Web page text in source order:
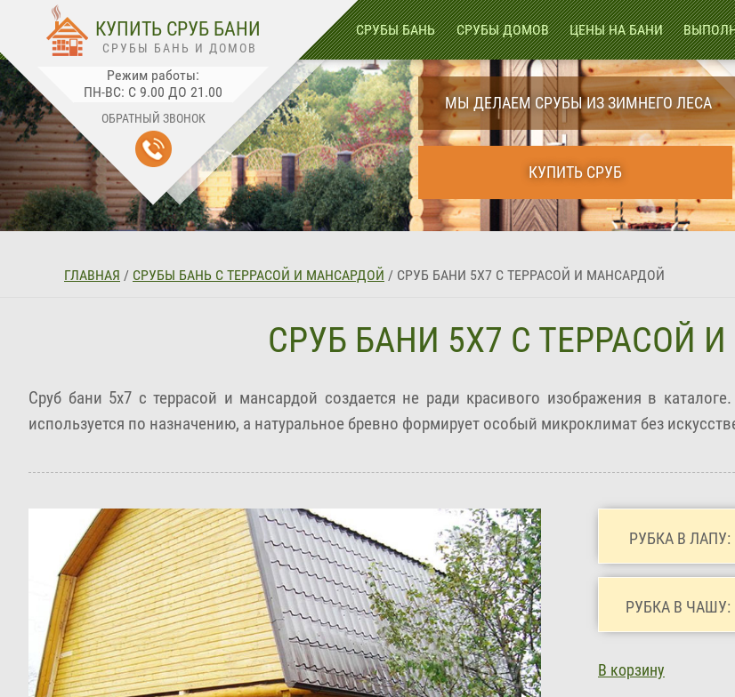
СРУБЫ БАНЬ СРУБЫ ДОМОВ ЦЕНЫ НА БАНИ
КУПИТЬ СРУБ БАНИ
СРУБЫ БАНЬ И ДОМОВ
Режим работы:
ПН-ВС: С 9.00 ДО 21.00
ОБРАТНЫЙ ЗВОНОК
МЫ ДЕЛАЕМ СРУБЫ ИЗ ЗИМНЕГО ЛЕСА
КУПИТЬ СРУБ
ГЛАВНАЯ / СРУБЫ БАНЬ С ТЕРРАСОЙ И МАНСАРДОЙ / СРУБ БАНИ 5Х7 С ТЕРРАСОЙ И МАНСАРДОЙ
СРУБ БАНИ 5Х7 С ТЕРРАСОЙ
Сруб бани 5х7 с террасой и мансардой создается не ради красивого изображения в
используется по назначению, а натуральное бревно формирует особый микроклимат без
РУБКА В ЛАПУ:
РУБКА В ЧАШУ:
В корзину